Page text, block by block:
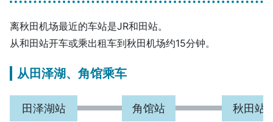
离秋田机场最近的车站是JR和田站。
从和田站开车或乘出租车到秋田机场约15分钟。
从田泽湖、角馆乘车
田泽湖站 角馆站 秋田站